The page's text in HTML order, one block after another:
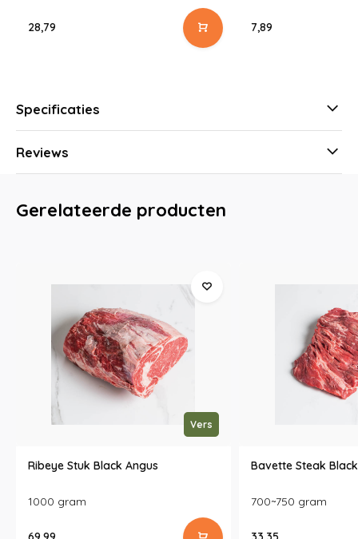
28,79 7,89
Specificaties
Reviews
Gerelateerde producten
Vers
Ribeye Stuk Black Angus
1000 gram
Bavette Steak
700~750 gram